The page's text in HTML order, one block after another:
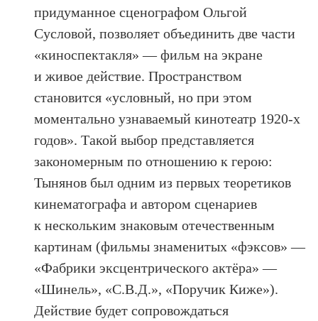
придуманное сценографом Ольгой
Сусловой, позволяет объединить две части
«киноспектакля» — фильм на экране
и живое действие. Пространством
становится «условный, но при этом
моментально узнаваемый кинотеатр 1920-х
годов». Такой выбор представляется
закономерным по отношению к герою:
Тынянов был одним из первых теоретиков
кинематографа и автором сценариев
к нескольким знаковым отечественным
картинам (фильмы знаменитых «фэксов» —
«Фабрики эксцентрического актёра» —
«Шинель», «С.В.Д.», «Поручик Киже»).
Действие будет сопровождаться